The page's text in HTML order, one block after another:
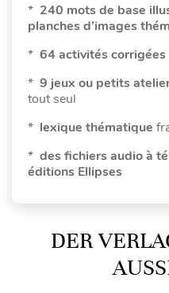
* 240 mots de base
planches d’images
* 64 activités corrigées
* 9 jeux ou petits
tout seul
* lexique thématique
* des fichiers audio à
éditions Ellipses
DER